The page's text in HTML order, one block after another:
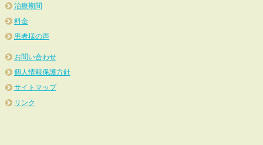
治療期間
料金
患者様の声
お問い合わせ
個人情報保護方針
サイトマップ
リンク